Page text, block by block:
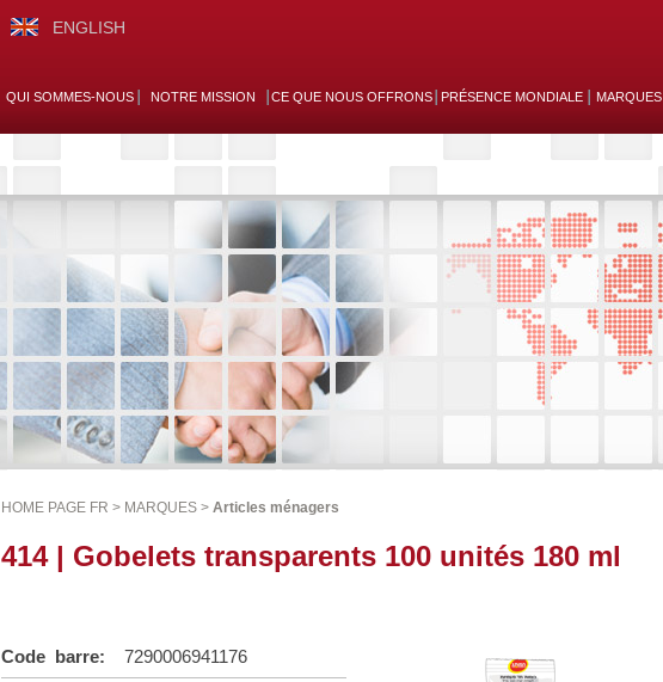
ENGLISH
QUI SOMMES-NOUS NOTRE MISSION CE QUE NOUS OFFRONS PRÉSENCE MONDIALE MARQUES
HOME PAGE FR > MARQUES > Articles ménagers
414 | Gobelets transparents 100 unités 180 ml
Code barre: 7290006941176